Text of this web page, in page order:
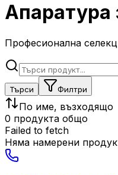
Апаратура
Професионална
Търси Филтри
По име, възходящо
0 продукта общо
Failed to fetch
Няма намерени